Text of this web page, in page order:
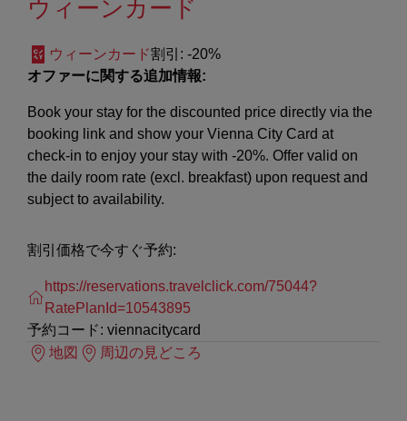
ウィーンカード
ウィーンカード割引 : -20%
オファーに関する追加情報:
Book your stay for the discounted price directly via the
booking link and show your Vienna City Card at
check-in to enjoy your stay with -20%. Offer valid on
the daily room rate (excl. breakfast) upon request and
subject to availability.
割引価格で今すぐ予約:
https://reservations.travelclick.com/75044?
RatePlanId=10543895
予約コード: viennacitycard
地図
周辺の見どころ